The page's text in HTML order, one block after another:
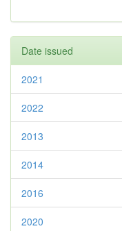
Date issued
2021
2022
2013
2014
2016
2020